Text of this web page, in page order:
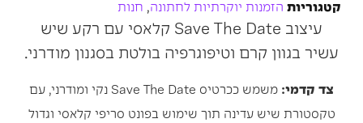
קטגוריות הזמנות יוקרתיות לחתונה, חנות
עיצוב Save The Date קלאסי עם רקע שיש
עשיר בגוון קרם וטיפוגרפיה בולטת בסגנון מודרני.
צד קדמי:
משמש ככרטיס Save The Date נקי ומודרני, עם
טקסטורת שיש עדינה תוך שימוש בפונט סריפי קלאסי וגדול